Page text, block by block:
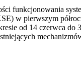
funkcjonowania
w pierwszym
od 14 czerwca do